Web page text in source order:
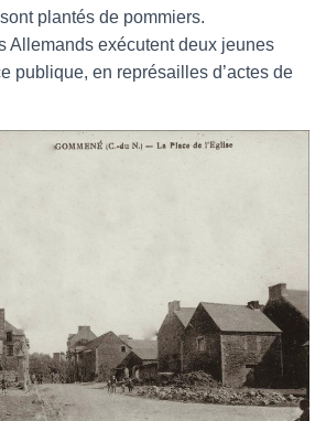
plantés de pommiers.
Allemands exécutent deux jeunes
publique, en représailles d’actes de